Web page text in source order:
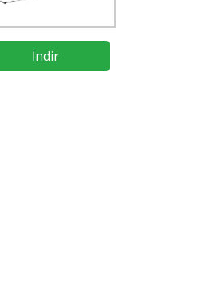
İndir